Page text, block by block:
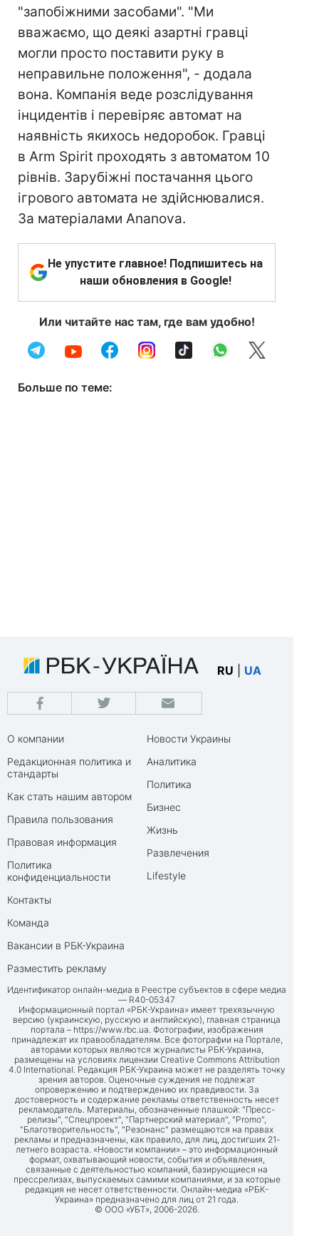
"запобіжними засобами". "Ми
вважаємо, що деякі азартні гравці
могли просто поставити руку в
неправильне положення", - додала
вона. Компанія веде розслідування
інцидентів і перевіряє автомат на
наявність якихось недоробок. Гравці
в Arm Spirit проходять з автоматом 10
рівнів. Зарубіжні постачання цього
ігрового автомата не здійснювалися.
За матеріалами Ananova.
Не упустите главное! Подпишитесь на
наши обновления в Google!
Или читайте нас там, где вам удобно!
Больше по теме:
RU UA
О компании
Редакционная политика и
стандарты
Как стать нашим автором
Правила пользования
Правовая информация
Политика
конфиденциальности
Контакты
Команда
Вакансии в РБК-Украина
Разместить рекламу
Новости Украины
Аналитика
Политика
Бизнес
Жизнь
Развлечения
Lifestyle
Идентификатор онлайн-медиа в Реестре субъектов в сфере медиа
— R40-05347
Информационный портал «РБК-Украина» имеет трехязычную
версию (украинскую, русскую и английскую), главная страница
портала – https://www.rbc.ua. Фотографии, изображения
принадлежат их правообладателям. Все фотографии на Портале,
авторами которых являются журналисты РБК-Украина,
размещены на условиях лицензии Creative Commons Attribution
4.0 International. Редакция РБК-Украина может не разделять точку
зрения авторов. Оценочные суждения не подлежат
опровержению и подтверждению их правдивости. За
достоверность и содержание рекламы ответственность несет
рекламодатель. Материалы, обозначенные плашкой: "Пресс-
релизы", "Спецпроект", "Партнерский материал", "Promo",
"Благотворительность", "Резонанс" размещаются на правах
рекламы и предназначены, как правило, для лиц, достигших 21-
летнего возраста. «Новости компании» – это информационный
формат, охватывающий новости, события и объявления,
связанные с деятельностью компаний, базирующиеся на
прессрелизах, выпускаемых самими компаниями, и за которые
редакция не несет ответственности. Онлайн-медиа «РБК-
Украина» предназначено для лиц от 21 года.
© ООО «УБТ», 2006-2026.